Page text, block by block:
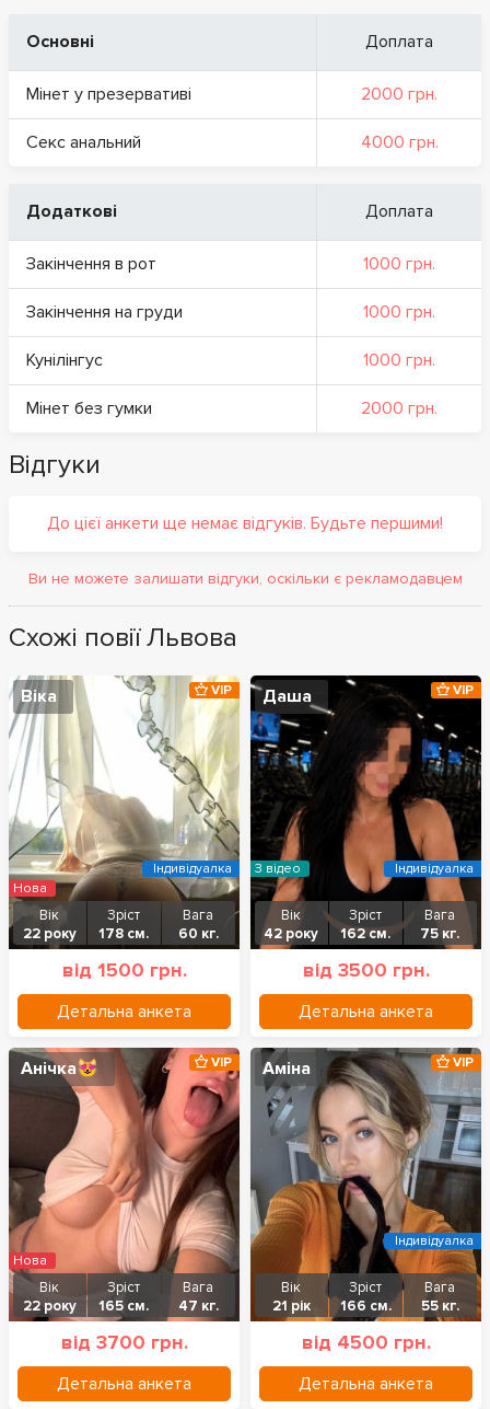
Основні Доплата
Мінет у презервативі 2000 грн.
Секс анальний 4000 грн.
Додаткові Доплата
Закінчення в рот 1000 грн.
Закінчення на груди 1000 грн.
Кунілінгус 1000 грн.
Мінет без гумки 2000 грн.
Відгуки
До цієї анкети ще немає відгуків. Будьте першими!
Ви не можете залишати відгуки, оскільки є рекламодавцем
Схожі повії Львова
Віка
Вік
22 року
Зріст
178 см.
Вага
60 кг.
від 1500 грн.
Детальна анкета
VIP
Нова
Індивідуалка
Даша
Вік
42 року
Зріст
162 см.
Вага
75 кг.
від 3500 грн.
Детальна анкета
VIP
З відео Індивідуалка
Анічка😻
Вік
22 року
Зріст
165 см.
Вага
47 кг.
від 3700 грн.
Детальна анкета
VIP
Нова
Аміна
Вік
21 рік
Зріст
166 см.
Вага
55 кг.
від 4500 грн.
Детальна анкета
VIP
Індивідуалка